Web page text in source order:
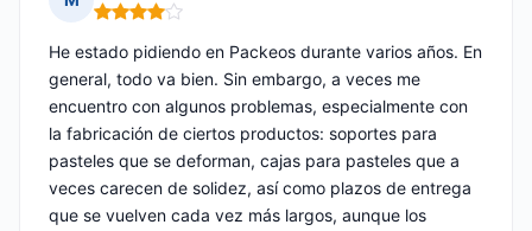
Nota: 4 de 5
He estado pidiendo en Packeos durante varios años. En
general, todo va bien. Sin embargo, a veces me
encuentro con algunos problemas, especialmente con
la fabricación de ciertos productos: soportes para
pasteles que se deforman, cajas para pasteles que a
veces carecen de solidez, así como plazos de entrega
que se vuelven cada vez más largos, aunque los